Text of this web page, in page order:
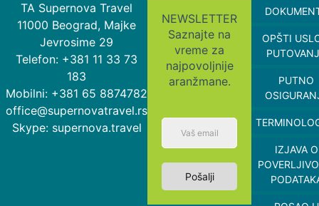
TA Supernova Travel
11000 Beograd, Majke
Jevrosime 29
Telefon: +381 11 33 73
183
Mobilni: +381 65 8874782
office@supernovatravel.rs
Skype: supernova.travel
NEWSLETTER
Saznajte na
vreme za
najpovoljnije
aranžmane.
Pošalji
OPŠTI
PUTNO
IZJAVA O